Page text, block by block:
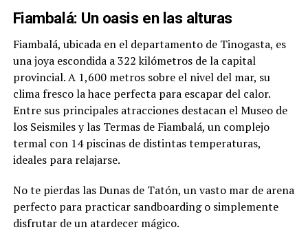
Fiambalá: Un oasis en las alturas
Fiambalá, ubicada en el departamento de Tinogasta, es
una joya escondida a 322 kilómetros de la capital
provincial. A 1,600 metros sobre el nivel del mar, su
clima fresco la hace perfecta para escapar del calor.
Entre sus principales atracciones destacan el Museo de
los Seismiles y las Termas de Fiambalá, un complejo
termal con 14 piscinas de distintas temperaturas,
ideales para relajarse.
No te pierdas las Dunas de Tatón, un vasto mar de arena
perfecto para practicar sandboarding o simplemente
disfrutar de un atardecer mágico.